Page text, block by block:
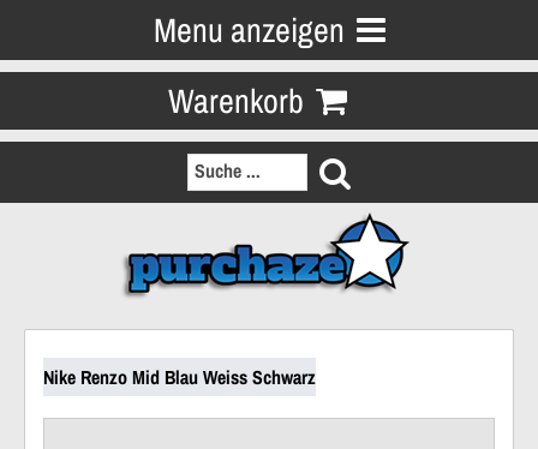
Menu anzeigen
Warenkorb
Nike Renzo Mid Blau Weiss Schwarz